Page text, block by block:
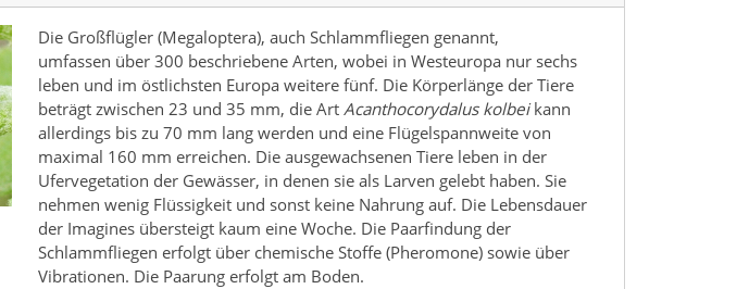
Die Großflügler (Megaloptera), auch Schlammfliegen genannt,
umfassen über 300 beschriebene Arten, wobei in Westeuropa nur sechs
leben und im östlichsten Europa weitere fünf. Die Körperlänge der Tiere
beträgt zwischen 23 und 35 mm, die Art Acanthocorydalus kolbeikann
allerdings bis zu 70 mm lang werden und eine Flügelspannweite von
maximal 160 mm erreichen. Die ausgewachsenen Tiere leben in der
Ufervegetation der Gewässer, in denen sie als Larven gelebt haben. Sie
nehmen wenig Flüssigkeit und sonst keine Nahrung auf. Die Lebensdauer
der Imagines übersteigt kaum eine Woche. Die Paarfindung der
Schlammfliegen erfolgt über chemische Stoffe (Pheromone) sowie über
Vibrationen. Die Paarung erfolgt am Boden.